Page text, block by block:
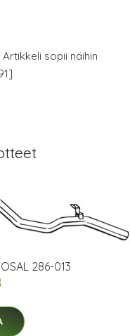
Artikkeli sopii näihin
286-013